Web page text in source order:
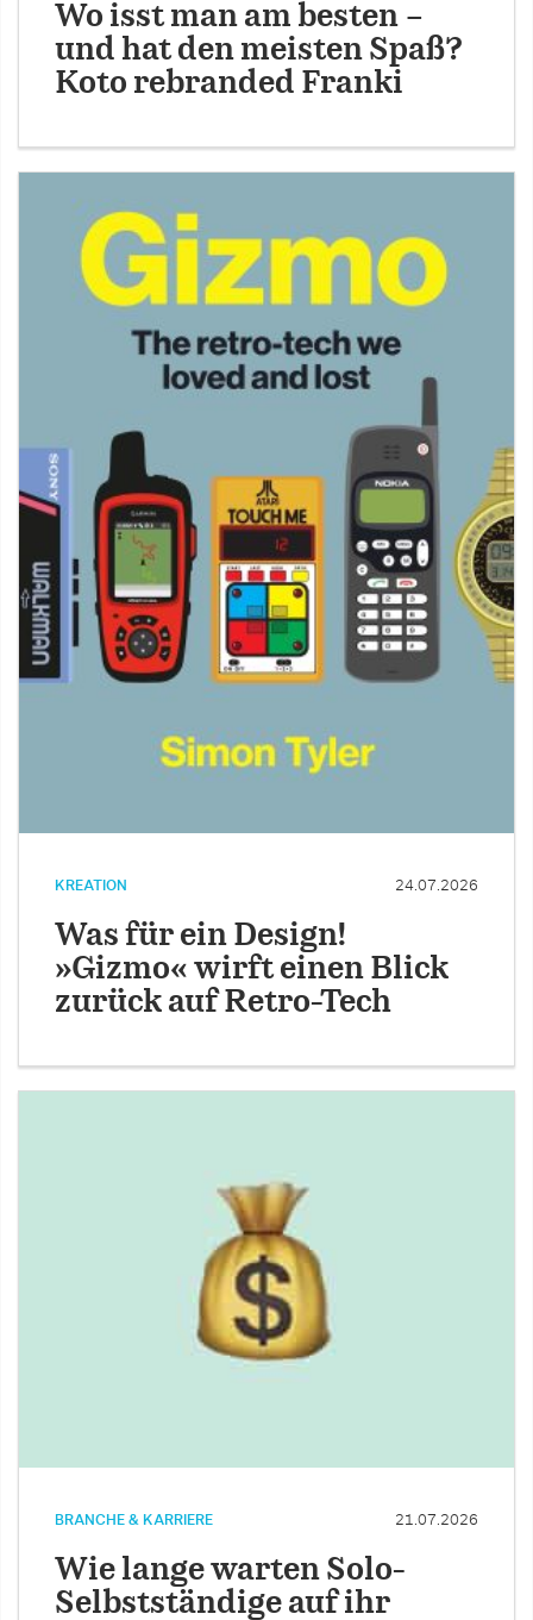
Wo isst man am besten –
und hat den meisten Spaß?
Koto rebranded Franki
KREATION 24.07.2026
Was für ein Design!
»Gizmo« wirft einen Blick
zurück auf Retro-Tech
BRANCHE & KARRIERE 21.07.2026
Wie lange warten Solo-
Selbstständige auf ihr